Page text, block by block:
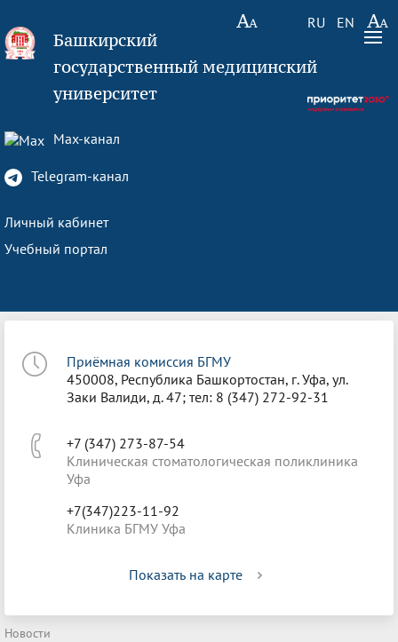
RU EN
Башкирский
государственный медицинский
университет
Max-канал
Telegram-канал
Личный кабинет
Учебный портал
Приёмная комиссия БГМУ
450008, Республика Башкортостан, г. Уфа, ул.
Заки Валиди, д. 47; тел: 8 (347) 272-92-31
+7 (347) 273-87-54
Клиническая стоматологическая поликлиника
Уфа
+7(347)223-11-92
Клиника БГМУ Уфа
Показать на карте
Новости